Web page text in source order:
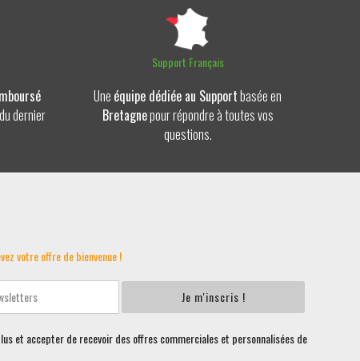
dernier
Support Français
Une équipe dédiée au Supportbasée en
Bretagnepour répondre à toutes vos
questions.
votre offre de bienvenue !
Je m'inscris !
et accepter de recevoir des offres commerciales et personnalisées de